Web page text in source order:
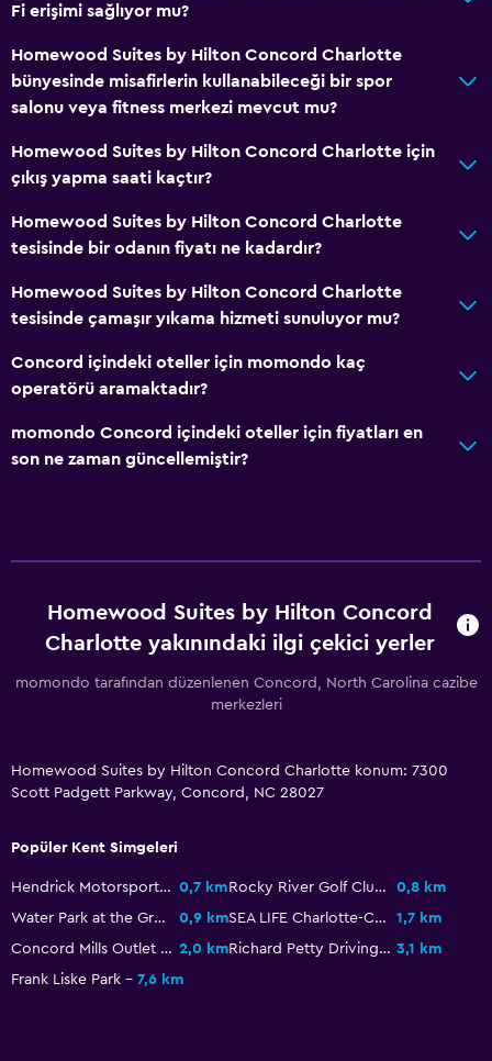
Çamaşırhane
Çamaşır yıkama tesisleri
Çamaşırhane
Ütü ve ütü masası
Sağlık ve güvenlik
Günlük oda hizmetleri
İlk yardım seti
Düz ekran TV
Dış alan
Plaj sandalyesi
Mangal
Kuş tüyü yastık
Konaklama birimlerine yiyecek servisi yapılabilir
Fi erişimi sağlıyor mu?
Homewood Suites by Hilton Concord Charlotte
bünyesinde misafirlerin kullanabileceği bir spor
salonu veya fitness merkezi mevcut mu?
Homewood Suites by Hilton Concord Charlotte için
çıkış yapma saati kaçtır?
Homewood Suites by Hilton Concord Charlotte
tesisinde bir odanın fiyatı ne kadardır?
Homewood Suites by Hilton Concord Charlotte
tesisinde çamaşır yıkama hizmeti sunuluyor mu?
Concord içindeki oteller için momondo kaç
operatörü aramaktadır?
momondo Concord içindeki oteller için fiyatları en
son ne zaman güncellemiştir?
Homewood Suites by Hilton Concord
Charlotte yakınındaki ilgi çekici yerler
momondo tarafından düzenlenen Concord, North Carolina cazibe
merkezleri
Homewood Suites by Hilton Concord Charlotte konum: 7300
Scott Padgett Parkway, Concord, NC 28027
Popüler Kent Simgeleri
Hendrick Motorsports Complex 0,7 km Rocky River Golf Club
0,8 km
Water Park at the Great Wolf Lodge
0,9 km SEA LIFE Charlotte-Concord Aquarium
1,7 km
Concord Mills Outlet Mall 2,0 km Richard Petty Driving Experience 3,1 km
Frank Liske Park
7,6 km